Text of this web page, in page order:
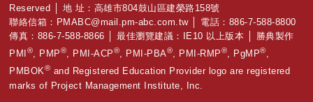
Reserved │ 地 址：高雄市804鼓山區建榮路158號
聯絡信箱： PMABC@mail.pm-abc.com.tw│ 電話：886-7-588-8800
傳真：886-7-588-8866 │ 最佳瀏覽建議：IE10 以上版本 │ 勝典製作
PMI ®, PMP®, PMI-ACP®, PMI-PBA®, PMI-RMP®, PgMP®,
PMBOK® and Registered Education Provider logo are registered
marks of Project Management Institute, Inc.